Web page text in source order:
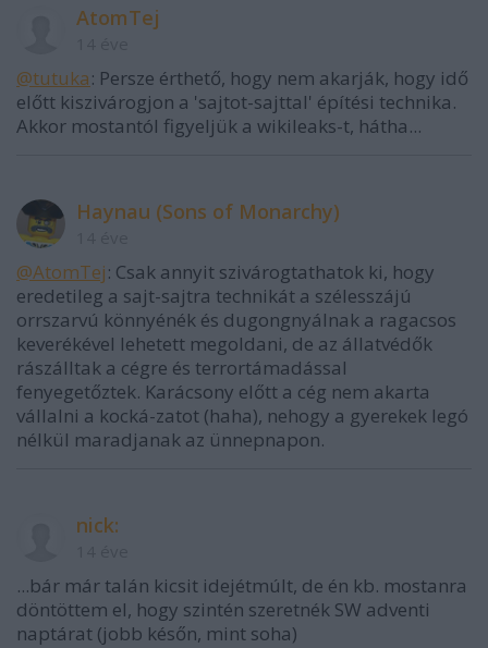
AtomTej
@tutuka: Persze érthető, hogy nem akarják, hogy idő
előtt kiszivárogjon a 'sajtot-sajttal' építési technika.
Akkor mostantól figyeljük a wikileaks-t, hátha...
Haynau (Sons of Monarchy)
@AtomTej: Csak annyit szivárogtathatok ki, hogy
eredetileg a sajt-sajtra technikát a szélesszájú
orrszarvú könnyénék és dugongnyálnak a ragacsos
keverékével lehetett megoldani, de az állatvédők
rászálltak a cégre és terrortámadással
fenyegetőztek. Karácsony előtt a cég nem akarta
vállalni a kocká-zatot (haha), nehogy a gyerekek legó
nélkül maradjanak az ünnepnapon.
nick:
...bár már talán kicsit idejétmúlt, de én kb. mostanra
döntöttem el, hogy szintén szeretnék SW adventi
naptárat (jobb későn, mint soha)